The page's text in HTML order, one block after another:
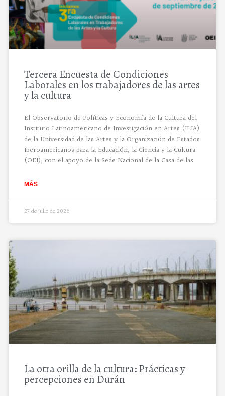
Tercera Encuesta de Condiciones
Laborales en los trabajadores de las artes
y la cultura
El Observatorio de Políticas y Economía de la Cultura del
Instituto Latinoamericano de Investigación en Artes (ILIA)
de la Universidad de las Artes y la Organización de Estados
Iberoamericanos para la Educación, la Ciencia y la Cultura
(OEI), con el apoyo de la Sede Nacional de la Casa de las
MÁS
27 de julio de 2026
La otra orilla de la cultura: Prácticas y
percepciones en Durán